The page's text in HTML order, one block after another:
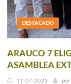
DESTACADO
ARAUCO 7
ASAMBLEA
11-07-2025 por